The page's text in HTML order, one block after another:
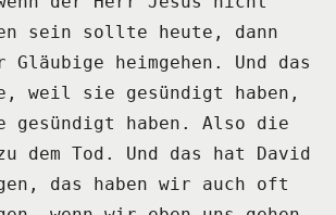
sein sollte heute, dann
Gläubige
heimgehen.
Und das
weil sie gesündigt haben,
haben.
Also die
dem Tod.
Und das hat David
das haben wir auch oft